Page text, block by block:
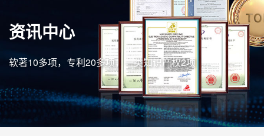
资讯中心
软著10多项，专利20多项，一类知识产权2项